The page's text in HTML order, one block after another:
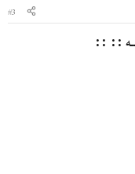
#3
:: ::